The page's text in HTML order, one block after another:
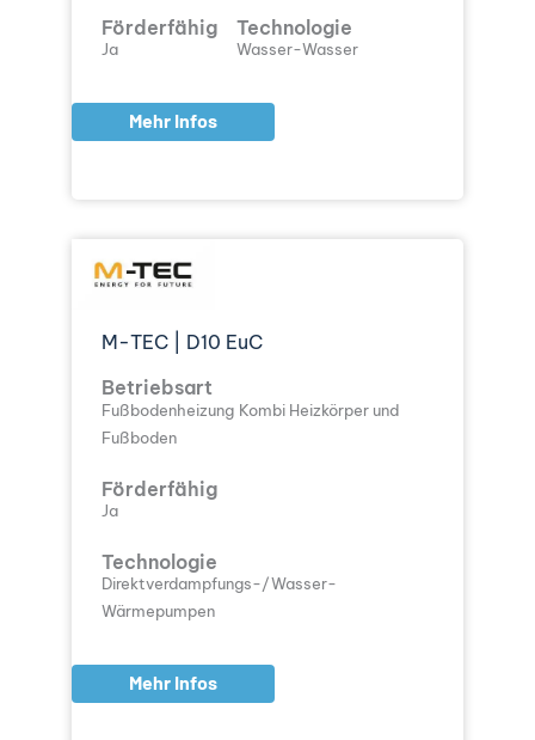
Förderfähig
Ja
Technologie
Wasser-Wasser
Mehr Infos
M-TEC | D10 EuC
Betriebsart
Fußbodenheizung Kombi Heizkörper und
Fußboden
Förderfähig
Ja
Technologie
Direktverdampfungs-/Wasser-
Wärmepumpen
Mehr Infos